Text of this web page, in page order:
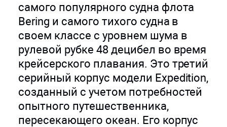
самого популярного судна флота
Bering и самого тихого судна в
своем классе с уровнем шума в
рулевой рубке 48 децибел во время
крейсерского плавания. Это третий
серийный корпус модели Expedition,
созданный с учетом потребностей
опытного путешественника,
пересекающего океан. Его корпус